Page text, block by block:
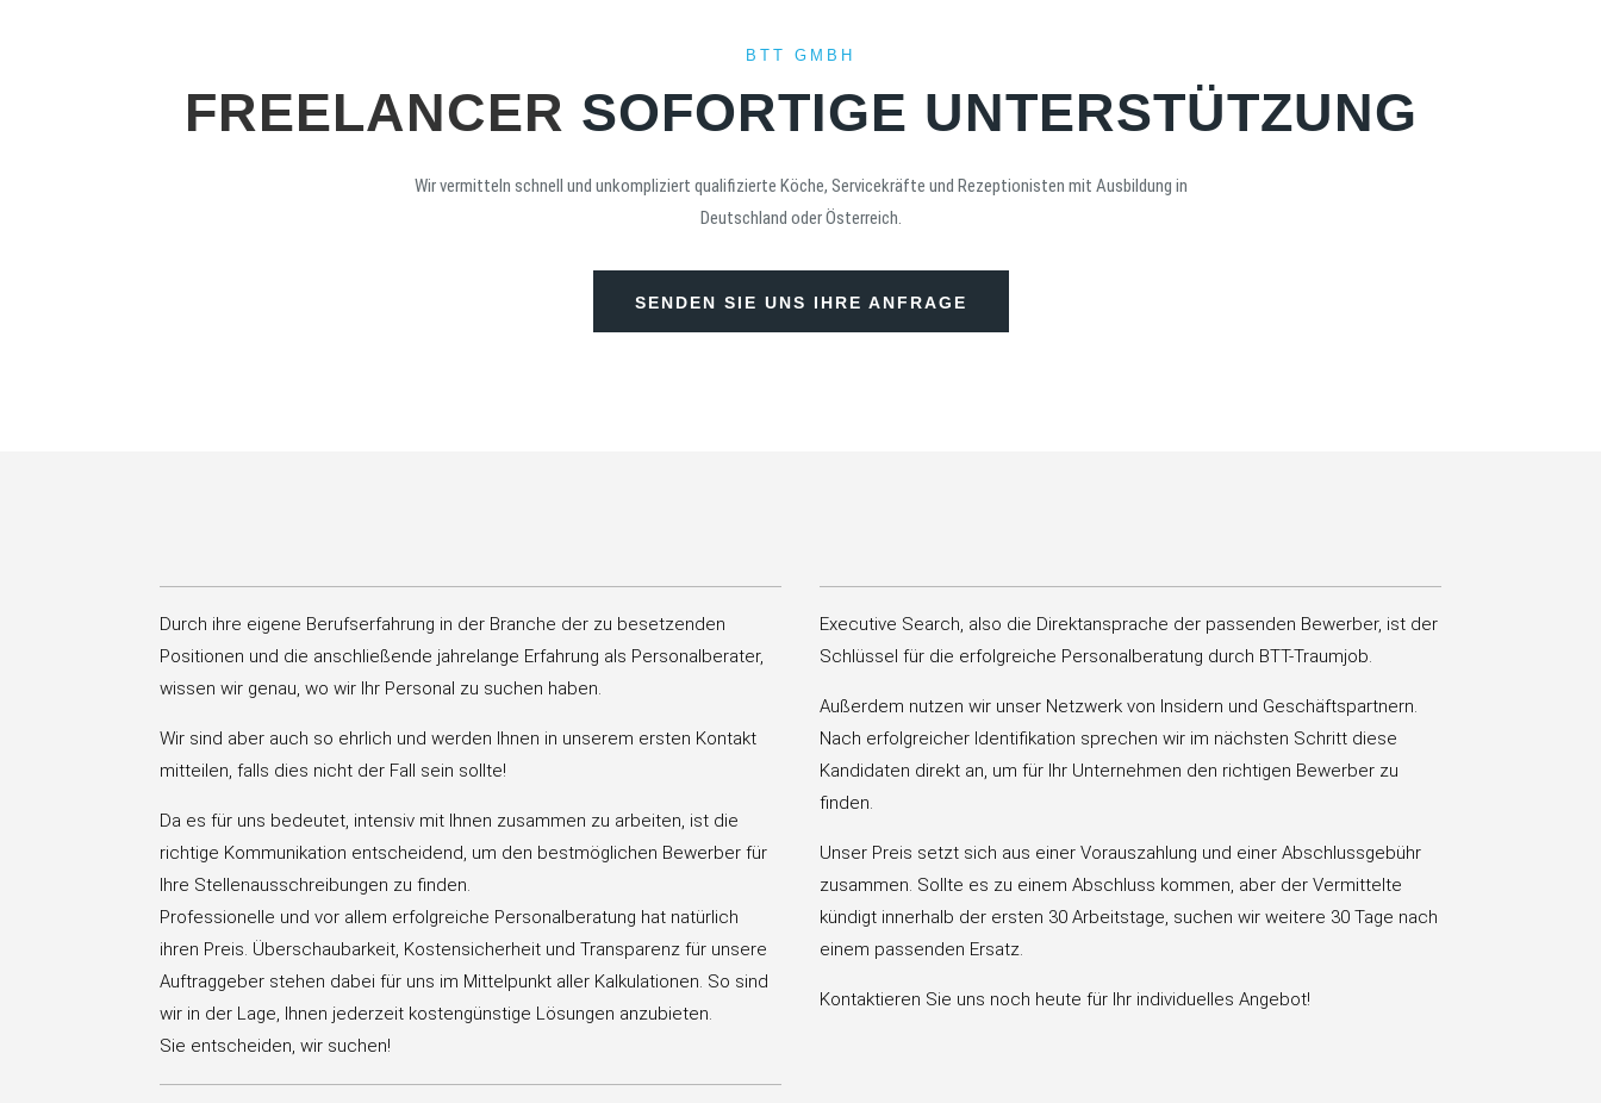
BTT GMBH
FREELANCER SOFORTIGE UNTERSTÜTZUNG
Wir vermitteln schnell und unkompliziert qualifizierte Köche, Servicekräfte und Rezeptionisten mit Ausbildung in
Deutschland oder Österreich.
SENDEN SIE UNS IHRE ANFRAGE
Durch ihre eigene Berufserfahrung in der Branche der zu besetzenden
Positionen und die anschließende jahrelange Erfahrung als Personalberater,
wissen wir genau, wo wir Ihr Personal zu suchen haben.
Wir sind aber auch so ehrlich und werden Ihnen in unserem ersten Kontakt
mitteilen, falls dies nicht der Fall sein sollte!
Da es für uns bedeutet, intensiv mit Ihnen zusammen zu arbeiten, ist die
richtige Kommunikation entscheidend, um den bestmöglichen Bewerber für
Ihre Stellenausschreibungen zu finden.
Professionelle und vor allem erfolgreiche Personalberatung hat natürlich
ihren Preis. Überschaubarkeit, Kostensicherheit und Transparenz für unsere
Auftraggeber stehen dabei für uns im Mittelpunkt aller Kalkulationen. So sind
wir in der Lage, Ihnen jederzeit kostengünstige Lösungen anzubieten.
Sie entscheiden, wir suchen!
Executive Search, also die Direktansprache der passenden Bewerber, ist der
Schlüssel für die erfolgreiche Personalberatung durch BTT-Traumjob.
Außerdem nutzen wir unser Netzwerk von Insidern und Geschäftspartnern.
Nach erfolgreicher Identifikation sprechen wir im nächsten Schritt diese
Kandidaten direkt an, um für Ihr Unternehmen den richtigen Bewerber zu
finden.
Unser Preis setzt sich aus einer Vorauszahlung und einer Abschlussgebühr
zusammen. Sollte es zu einem Abschluss kommen, aber der Vermittelte
kündigt innerhalb der ersten 30 Arbeitstage, suchen wir weitere 30 Tage nach
einem passenden Ersatz.
Kontaktieren Sie uns noch heute für Ihr individuelles Angebot!